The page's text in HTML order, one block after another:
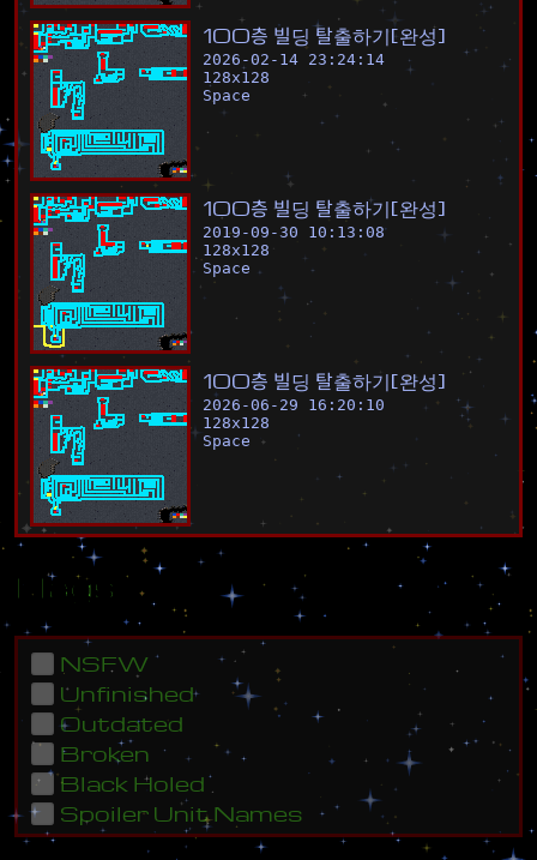
100층 빌딩 탈출하기[완성]
2026-02-14 23:24:14
128x128
Space
100층 빌딩 탈출하기[완성]
2019-09-30 10:13:08
128x128
Space
100층 빌딩 탈출하기[완성]
2026-06-29 16:20:10
128x128
Space
Flags
NSFW
Unfinished
Outdated
Broken
Black Holed
Spoiler Unit Names